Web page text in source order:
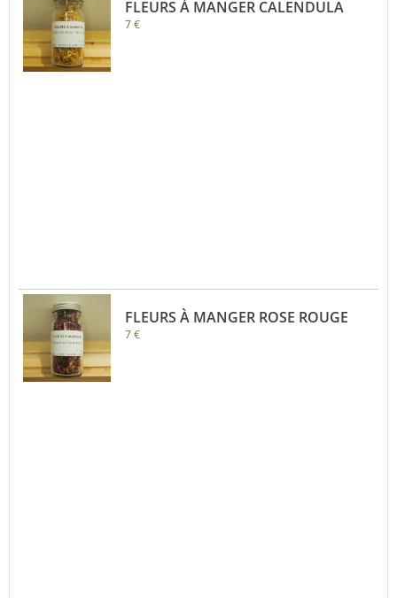
FLEURS À MANGER CALENDULA
7 €
FLEURS À MANGER ROSE ROUGE
7 €